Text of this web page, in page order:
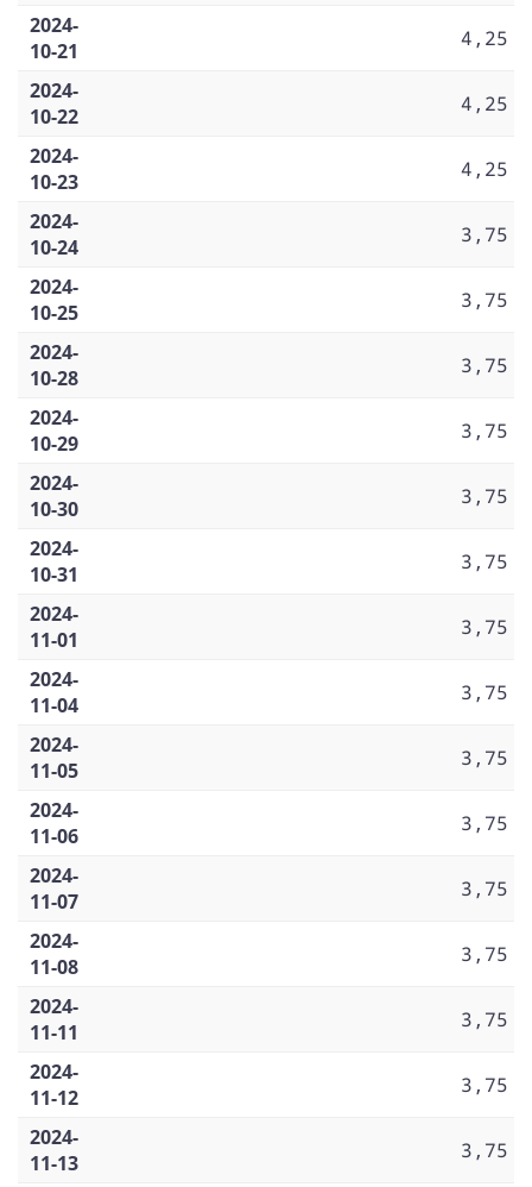
2024-
10-21
4,25
2024-
10-22
4,25
2024-
10-23
4,25
2024-
10-24
3,75
2024-
10-25
3,75
2024-
10-28
3,75
2024-
10-29
3,75
2024-
10-30
3,75
2024-
10-31
3,75
2024-
11-01
3,75
2024-
11-04
3,75
2024-
11-05
3,75
2024-
11-06
3,75
2024-
11-07
3,75
2024-
11-08
3,75
2024-
11-11
3,75
2024-
11-12
3,75
2024-
11-13
3,75